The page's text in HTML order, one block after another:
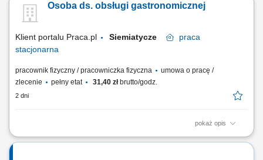
Osoba ds. obsługi gastronomicznej
Klient portalu Praca.pl Siemiatycze
praca
stacjonarna
pracownik fizyczny / pracowniczka fizyczna
umowa o pracę /
zlecenie
pełny etat 31,40 złbrutto/godz.
2 dni
pokaż opis
zapewnienie wysokiej jakości obsługi klientów oraz budowanie